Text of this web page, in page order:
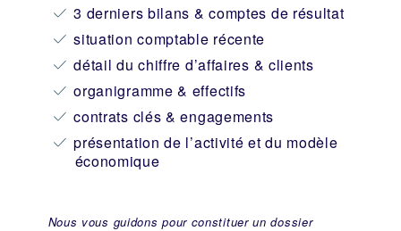
3 derniers bilans & comptes de résultat
situation comptable récente
détail du chiffre d’affaires & clients
organigramme & effectifs
contrats clés & engagements
présentation de l’activité et du modèle
économique
Nous vous guidons pour constituer un dossier